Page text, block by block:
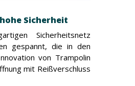
Sicherheit
Sicherheitsnetz
gespannt, die in den
von Trampolin
mit Reißverschluss